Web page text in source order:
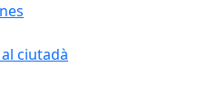
ciutadà